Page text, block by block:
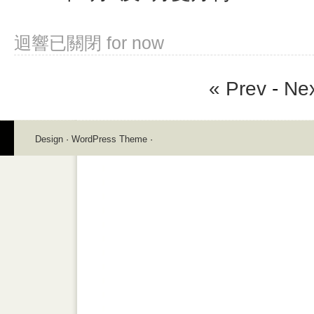
迴響已關閉 for now
« Prev-
Design · WordPress Theme ·